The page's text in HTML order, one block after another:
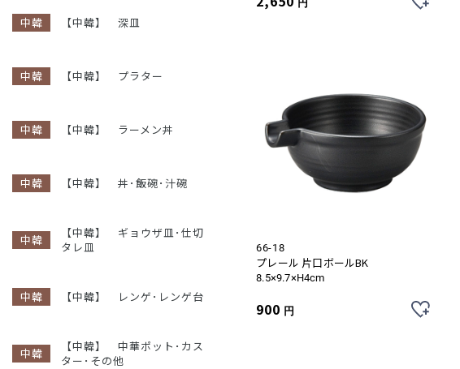
【中韓】 深皿
【中韓】 プラター
【中韓】 ラーメン丼
【中韓】 丼･飯碗･汁碗
【中韓】 ギョウザ皿･仕切
タレ皿
【中韓】 レンゲ･レンゲ台
【中韓】 中華ポット･カス
ター･その他
円
66-18
プレール 片口ボールBK
8.5×9.7×H4cm
900 円